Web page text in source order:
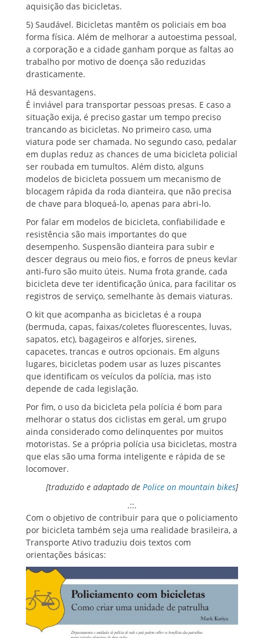
aquisição das bicicletas.
5) Saudável. Bicicletas mantêm os policiais em boa
forma física. Além de melhorar a autoestima pessoal,
a corporação e a cidade ganham porque as faltas ao
trabalho por motivo de doença são reduzidas
drasticamente.
Há desvantagens.
É inviável para transportar pessoas presas. E caso a
situação exija, é preciso gastar um tempo preciso
trancando as bicicletas. No primeiro caso, uma
viatura pode ser chamada. No segundo caso, pedalar
em duplas reduz as chances de uma bicicleta policial
ser roubada em tumultos. Além disto, alguns
modelos de bicicleta possuem um mecanismo de
blocagem rápida da roda dianteira, que não precisa
de chave para bloqueá-lo, apenas para abri-lo.
Por falar em modelos de bicicleta, confiabilidade e
resistência são mais importantes do que
desempenho. Suspensão dianteira para subir e
descer degraus ou meio fios, e forros de pneus kevlar
anti-furo são muito úteis. Numa frota grande, cada
bicicleta deve ter identificação única, para facilitar os
registros de serviço, semelhante às demais viaturas.
O kit que acompanha as bicicletas é a roupa
(bermuda, capas, faixas/coletes fluorescentes, luvas,
sapatos, etc), bagageiros e alforjes, sirenes,
capacetes, trancas e outros opcionais. Em alguns
lugares, bicicletas podem usar as luzes piscantes
que identificam os veículos da polícia, mas isto
depende de cada legislação.
Por fim, o uso da bicicleta pela polícia é bom para
melhorar o status dos ciclistas em geral, um grupo
ainda considerado como delinquentes por muitos
motoristas. Se a própria polícia usa bicicletas, mostra
que elas são uma forma inteligente e rápida de se
locomover.
[traduzido e adaptado de Police on mountain bikes]
.::.
Com o objetivo de contribuir para que o policiamento
por bicicleta também seja uma realidade brasileira, a
Transporte Ativo traduziu dois textos com
orientações básicas: